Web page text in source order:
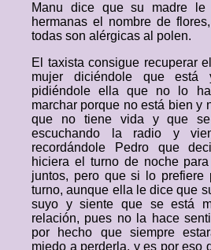
Manu dice que su madre
hermanas el nombre de
todas son alérgicas al polen.
El taxista consigue recuperar
mujer diciéndole que está
pidiéndole ella que no lo
marchar porque no está bien y
que no tiene vida y que
escuchando la radio y
recordándole Pedro que
hiciera el turno de noche
juntos, pero que si lo prefiere
turno, aunque ella le dice que
suyo y siente que se está
relación, pues no la hace
por hecho que siempre
miedo a perderla, y es por eso